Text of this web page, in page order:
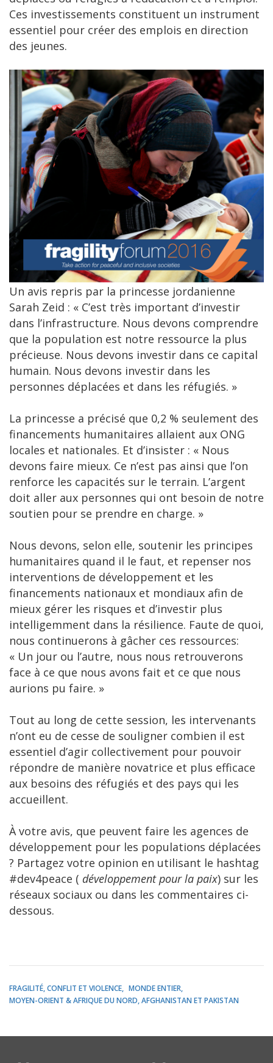
Ces investissements constituent un instrument
essentiel pour créer des emplois en direction
des jeunes.
Un avis repris par la princesse jordanienne
Sarah Zeid : « C’est très important d’investir
dans l’infrastructure. Nous devons comprendre
que la population est notre ressource la plus
précieuse. Nous devons investir dans ce capital
humain. Nous devons investir dans les
personnes déplacées et dans les réfugiés. »
La princesse a précisé que 0,2 % seulement des
financements humanitaires allaient aux ONG
locales et nationales. Et d’insister : « Nous
devons faire mieux. Ce n’est pas ainsi que l’on
renforce les capacités sur le terrain. L’argent
doit aller aux personnes qui ont besoin de notre
soutien pour se prendre en charge. »
Nous devons, selon elle, soutenir les principes
humanitaires quand il le faut, et repenser nos
interventions de développement et les
financements nationaux et mondiaux afin de
mieux gérer les risques et d’investir plus
intelligemment dans la résilience. Faute de quoi,
nous continuerons à gâcher ces ressources:
« Un jour ou l’autre, nous nous retrouverons
face à ce que nous avons fait et ce que nous
aurions pu faire. »
Tout au long de cette session, les intervenants
n’ont eu de cesse de souligner combien il est
essentiel d’agir collectivement pour pouvoir
répondre de manière novatrice et plus efficace
aux besoins des réfugiés et des pays qui les
accueillent.
À votre avis, que peuvent faire les agences de
développement pour les populations déplacées
? Partagez votre opinion en utilisant le hashtag
#dev4peace ( développement pour la paix) sur les
réseaux sociaux ou dans les commentaires ci-
dessous.
FRAGILITÉ, CONFLIT ET VIOLENCE
MONDE ENTIER
MOYEN-ORIENT & AFRIQUE DU NORD, AFGHANISTAN ET PAKISTAN